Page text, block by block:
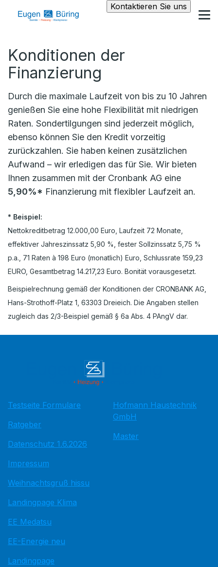
Kontaktieren Sie uns
Konditionen der
Finanzierung
Durch die maximale Laufzeit von bis zu 10 Jahren
genießen Sie eine hohe Flexibilität mit niedrigen
Raten. Sondertilgungen sind jederzeit möglich,
ebenso können Sie den Kredit vorzeitig
zurückzahlen. Sie haben keinen zusätzlichen
Aufwand – wir erledigen das für Sie. Wir bieten
Ihnen zusammen mit der Cronbank AG eine
5,90%* Finanzierung mit flexibler Laufzeit an.
* Beispiel:
Nettokreditbetrag 12.000,00 Euro, Laufzeit 72 Monate,
effektiver Jahreszinssatz 5,90 %, fester Sollzinssatz 5,75 %
p.a., 71 Raten à 198 Euro (monatlich) Euro, Schlussrate 159,23
EURO, Gesamtbetrag 14.217,23 Euro. Bonität vorausgesetzt.
Beispielrechnung gemäß der Konditionen der CRONBANK AG,
Hans-Strothoff-Platz 1, 63303 Dreieich. Die Angaben stellen
zugleich das 2/3-Beispiel gemäß § 6a Abs. 4 PAngV dar.
Testseite Formulare
Ratgeber
Datenschutz 1.6.2026
Impressum
Weihnachtsgruß hissu
Landingpage Klima
EE Medatsu
EE-Energie neu
Landingpage
Hofmann Haustechnik
GmbH
Master